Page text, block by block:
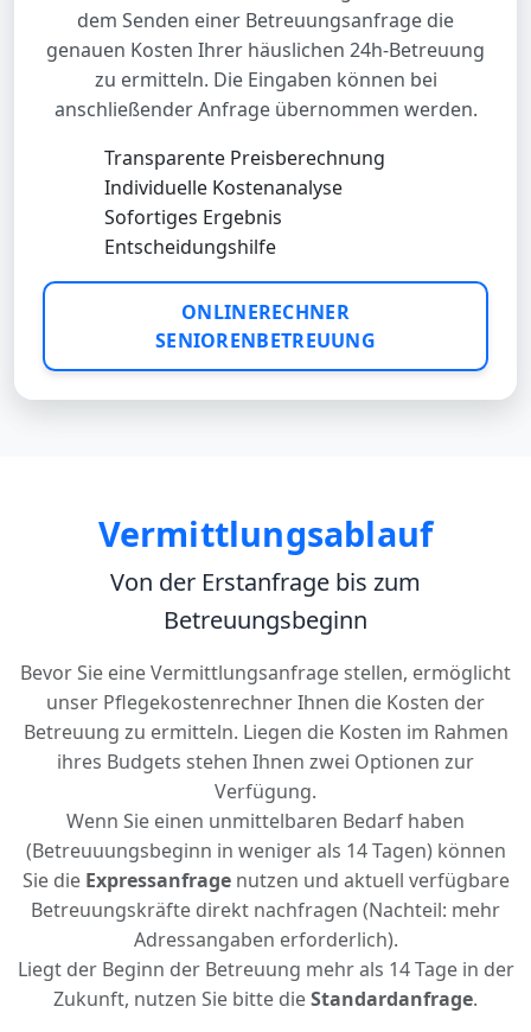
dem Senden einer Betreuungsanfrage die
genauen Kosten Ihrer häuslichen 24h-Betreuung
zu ermitteln. Die Eingaben können bei
anschließender Anfrage übernommen werden.
Transparente Preisberechnung
Individuelle Kostenanalyse
Sofortiges Ergebnis
Entscheidungshilfe
ONLINERECHNER
SENIORENBETREUUNG
Vermittlungsablauf
Von der Erstanfrage bis zum
Betreuungsbeginn
Bevor Sie eine Vermittlungsanfrage stellen, ermöglicht
unser Pflegekostenrechner Ihnen die Kosten der
Betreuung zu ermitteln. Liegen die Kosten im Rahmen
ihres Budgets stehen Ihnen zwei Optionen zur
Verfügung.
Wenn Sie einen unmittelbaren Bedarf haben
(Betreuuungsbeginn in weniger als 14 Tagen) können
Sie die Expressanfragenutzen und aktuell verfügbare
Betreuungskräfte direkt nachfragen (Nachteil: mehr
Adressangaben erforderlich).
Liegt der Beginn der Betreuung mehr als 14 Tage in der
Zukunft, nutzen Sie bitte dieStandardanfrage.